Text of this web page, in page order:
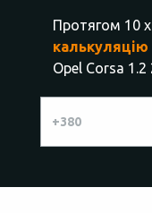
Протягом 10
калькуляцію
Opel Corsa 1.2